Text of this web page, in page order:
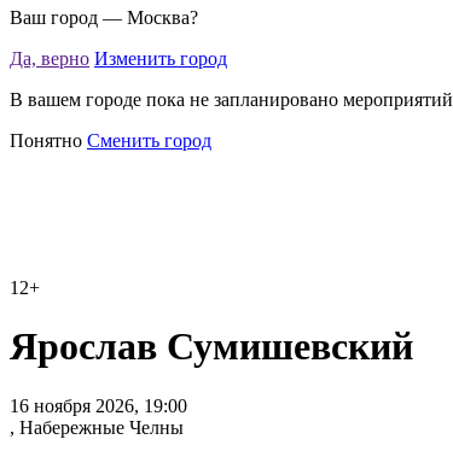
Ваш город — Москва?
Да, верно Изменить город
В вашем городе пока не запланировано
Понятно Сменить город
12+
Ярослав Сумишевский
16 ноября 2026, 19:00
, Набережные Челны